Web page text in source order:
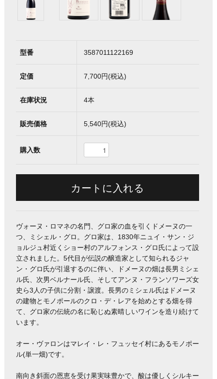
型番 3587011122169
定価 7,700円(税込)
在庫状況 4本
販売価格 5,540円(税込)
購入数
ヴォーヌ・ロマネの名門、グロ家の血を引くドメーヌの一
つ、ミシェル・グロ。グロ家は、1830年ニュイ・サン・ジ
ョルジュ村近くショー村のアルフォンス・グロ氏によって設
立されました。5代目が伝説の醸造家として知られるジャ
ン・グロ氏が引退するのに伴い、ドメーヌの畑は長男ミシェ
ル氏、次男ベルナール氏、そしてアンヌ・フランソワーズ女
史ら3人の子供に分割・譲渡。長男のミシェル氏はドメーヌ
の建物とモノポールのクロ・デ・レアを始めとする畑を得
て、グロ家の伝統の名に恥じぬ素晴しいワインを造り続けて
います。
オー・ヴァロンはマレイ・レ・フュッセイ村にあるモノポー
ル(単一畑)です。
南向き斜面の恩恵を受け果実味豊かで、酸は優しくシルキー